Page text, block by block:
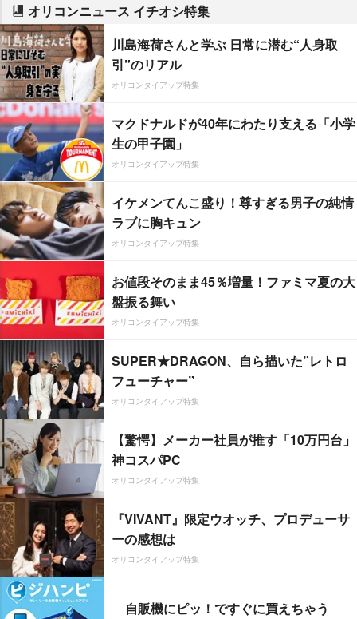
オリコンニュース イチオシ特集
川島海荷さんと学ぶ 日常に潜む“人身取
引”のリアル
オリコンタイアップ特集
マクドナルドが40年にわたり支える「小学
生の甲子園」
オリコンタイアップ特集
イケメンてんこ盛り！尊すぎる男子の純情
ラブに胸キュン
オリコンタイアップ特集
お値段そのまま45％増量！ファミマ夏の大
盤振る舞い
オリコンタイアップ特集
SUPER★DRAGON、自ら描いた”レトロ
フューチャー”
オリコンタイアップ特集
【驚愕】メーカー社員が推す「10万円台」
神コスパPC
オリコンタイアップ特集
『VIVANT』限定ウオッチ、プロデューサ
ーの感想は
オリコンタイアップ特集
自販機にピッ！ですぐに買えちゃう